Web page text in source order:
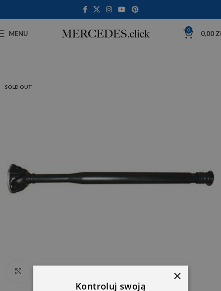
MENU 0 0,00
SOLD OUT
×
Kontroluj swoją